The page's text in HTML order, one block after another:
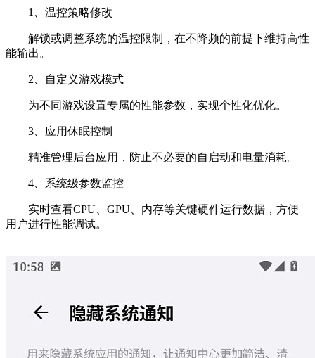
1、温控策略修改
解锁或调整系统的温控限制，在不降频的前提下维持高性
能输出。
2、自定义游戏模式
为不同游戏设置专属的性能参数，实现个性化优化。
3、应用休眠控制
精准管理后台应用，防止不必要的自启动和电量消耗。
4、系统级参数监控
实时查看CPU、GPU、内存等关键硬件运行数据，方便
用户进行性能调试。